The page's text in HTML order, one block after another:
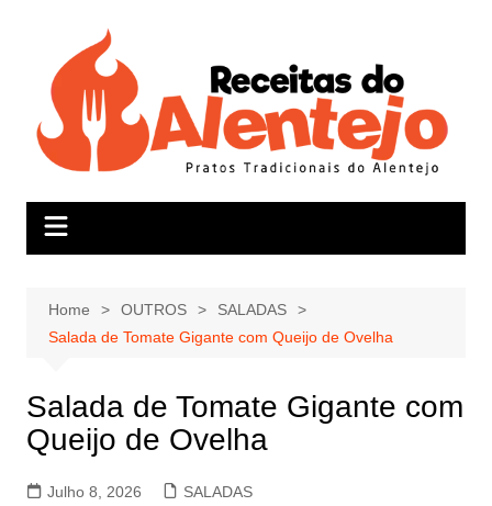
Home OUTROS
SALADAS
Salada de Tomate Gigante com Queijo de Ovelha
Salada de Tomate Gigante com
Queijo de Ovelha
Julho 8, 2026 SALADAS